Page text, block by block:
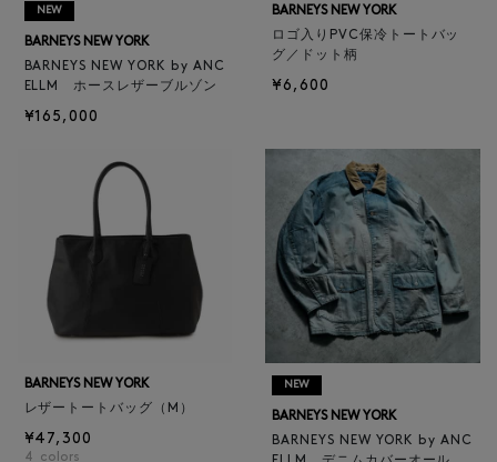
NEW
BARNEYS NEW YORK
BARNEYS NEW YORK by ANC
ELLM ホースレザーブルゾン
¥165,000
BARNEYS NEW YORK
ロゴ入りPVC保冷トートバッ
グ／ドット柄
¥6,600
BARNEYS NEW YORK
レザートートバッグ（M）
¥47,300
4 colors
NEW
BARNEYS NEW YORK
BARNEYS NEW YORK by ANC